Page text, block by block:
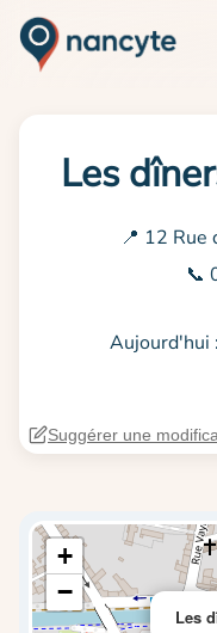
Les
📍 12
📞
Aujourd'hui
Suggérer une
Les
+
−